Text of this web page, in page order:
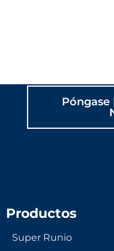
Póngase
Productos
Super Runio